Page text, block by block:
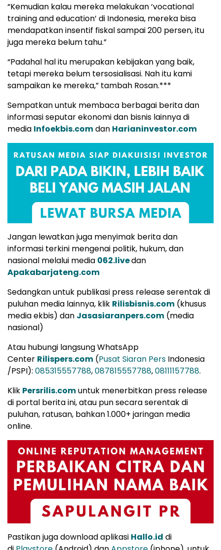
“Kemudian kalau mereka melakukan ‘vocational
training and education’ di Indonesia, mereka bisa
mendapatkan insentif fiskal sampai 200 persen, itu
juga mereka belum tahu.”
“Padahal hal itu merupakan kebijakan yang baik,
tetapi mereka belum tersosialisasi. Nah itu kami
sampaikan ke mereka,” tambah Rosan.***
Sempatkan untuk membaca berbagai berita dan
informasi seputar ekonomi dan bisnis lainnya di
media Infoekbis.comdan Harianinvestor.com
Jangan lewatkan juga menyimak berita dan
informasi terkini mengenai politik, hukum, dan
nasional melalui media 062.livedan
Apakabarjateng.com
Sedangkan untuk publikasi press release serentak di
puluhan media lainnya, klik Rilisbisnis.com (khusus
media ekbis) dan Jasasiaranpers.com (media
nasional)
Atau hubungi langsung WhatsApp
Center Rilispers.com (Pusat Siaran Pers Indonesia
/PSPI): 085315557788,087815557788,08111157788.
Klik Persrilis.comuntuk menerbitkan press release
di portal berita ini, atau pun secara serentak di
puluhan, ratusan, bahkan 1.000+ jaringan media
online.
Pastikan juga download aplikasi Hallo.id di